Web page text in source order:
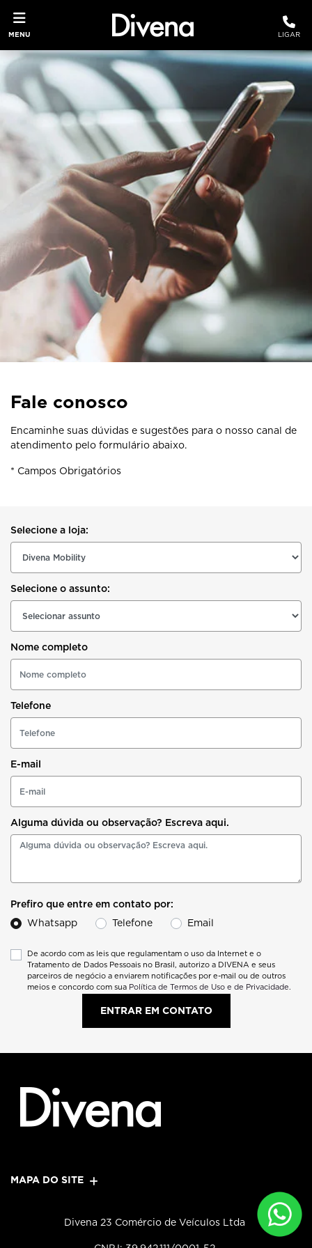
MENU LIGAR
Fale conosco
Encaminhe suas dúvidas e sugestões para o nosso canal de
atendimento pelo formulário abaixo.
* Campos Obrigatórios
Selecione a loja:
Selecione o assunto:
Nome completo
Telefone
E-mail
Alguma dúvida ou observação? Escreva aqui.
Prefiro que entre em contato por:
Whatsapp
Telefone Email
De acordo com as leis que regulamentam o uso da Internet e o
Tratamento de Dados Pessoais no Brasil, autorizo a DIVENA e seus
parceiros de negócio a enviarem notificações por e-mail ou de outros
meios e concordo com sua Política de Termos de Uso e de Privacidade.
ENTRAR EM CONTATO
MAPA DO SITE
Divena 23 Comércio de Veículos Ltda